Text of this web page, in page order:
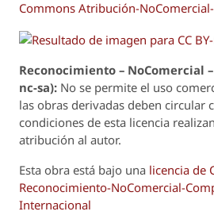
Commons Atribución-
Reconocimiento – NoComercial
nc-sa): No se permite el uso
las obras derivadas deben circular
condiciones de esta licencia
atribución al autor.
Esta obra está bajo una licencia de
Reconocimiento-NoComercial-
Internacional